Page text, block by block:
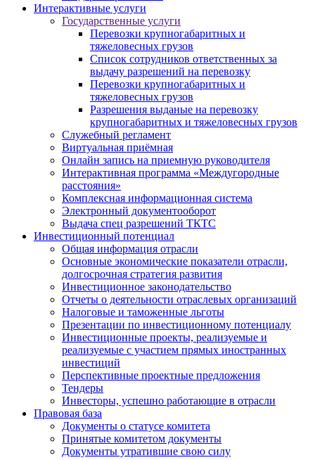
Интерактивные услуги
Государственные услуги
Перевозки крупногабаритных и
тяжеловесных грузов
Список сотрудников ответственных за
выдачу разрешений на перевозку
Перевозки крупногабаритных и
тяжеловесных грузов
Разрешения выданые на перевозку
крупногабаритных и тяжеловесных грузов
Служебный регламент
Виртуальная приёмная
Онлайн запись на приемную руководителя
Интерактивная программа «Междугородные
расстояния»
Комплексная информационная система
Электронный документооборот
Выдача спец разрешений ТКТС
Инвестиционный потенциал
Общая информация отрасли
Основные экономические показатели отрасли,
долгосрочная стратегия развития
Инвестиционное законодательство
Отчеты о деятельности отраслевых организаций
Налоговые и таможенные льготы
Презентации по инвестиционному потенциалу
Инвестиционные проекты, реализуемые и
реализуемые с участием прямых иностранных
инвестиций
Перспективные проектные предложения
Тендеры
Инвесторы, успешно работающие в отрасли
Правовая база
Документы о статусе комитета
Принятые комитетом документы
Документы утратившие свою силу